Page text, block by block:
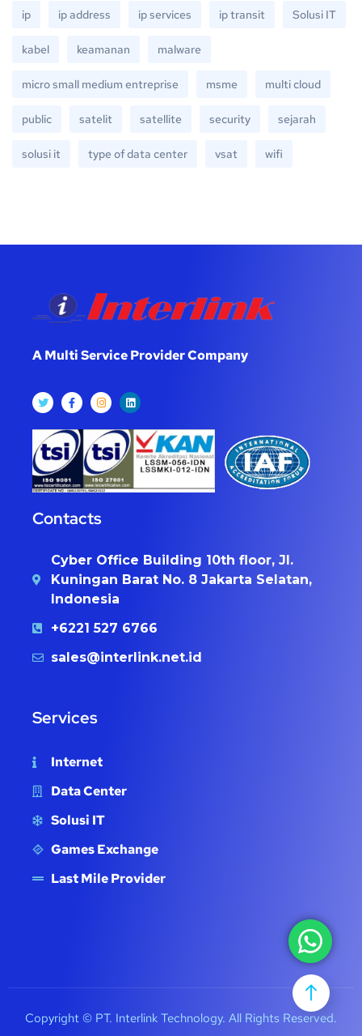
ip ip address ip services ip transit Solusi IT
kabel keamanan malware
micro small medium entreprise msme multi cloud
public satelit satellite security sejarah
solusi it type of data center vsat wifi
A Multi Service Provider Company
Contacts
Cyber Office Building 10th floor, Jl.
Kuningan Barat No. 8 Jakarta Selatan,
Indonesia
+6221 527 6766
sales@interlink.net.id
Services
Internet
Data Center
Solusi IT
Games Exchange
Last Mile Provider
Copyright © PT. Interlink Technology. All Rights Reserved.